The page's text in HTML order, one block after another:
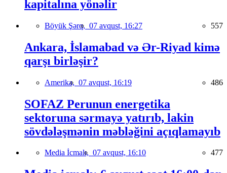
kapitalına yönəlir
Böyük Şərq, 07 avqust, 16:27 557
Ankara, İslamabad və Ər-Riyad kimə
qarşı birləşir?
Amerika, 07 avqust, 16:19 486
SOFAZ Perunun energetika
sektoruna sərmayə yatırıb, lakin
sövdələşmənin məbləğini açıqlamayıb
Media İcmalı, 07 avqust, 16:10 477